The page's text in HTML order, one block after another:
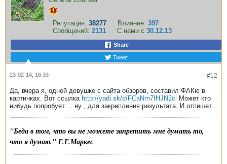
Репутация: 38277 Влияние: 397
Сообщений: 2131 С нами с 30.12.13
Share
Tweet
#12
23-02-14, 16:33
Да, вчера я, одной девушке с сайта обзоров, составил ФАКю в
картинках. Вот ссылка http://yadi.sk/d/FCaNm7IHJN2ci Может кто
нибудь попробует.... ну , для закрепления результата. И отпишет.
"Беда в том, что вы не можете запретить мне думать то,
что я думаю." Г.Г.Маркес